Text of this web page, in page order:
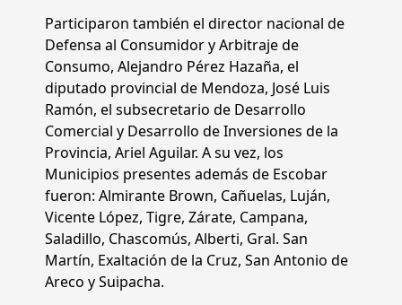
Participaron también el director nacional de
Defensa al Consumidor y Arbitraje de
Consumo, Alejandro Pérez Hazaña, el
diputado provincial de Mendoza, José Luis
Ramón, el subsecretario de Desarrollo
Comercial y Desarrollo de Inversiones de la
Provincia, Ariel Aguilar. A su vez, los
Municipios presentes además de Escobar
fueron: Almirante Brown, Cañuelas, Luján,
Vicente López, Tigre, Zárate, Campana,
Saladillo, Chascomús, Alberti, Gral. San
Martín, Exaltación de la Cruz, San Antonio de
Areco y Suipacha.